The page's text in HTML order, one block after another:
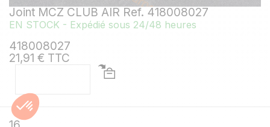
Joint MCZ CLUB AIR Ref. 418008027
EN STOCK - Expédié sous 24/48 heures
418008027
21,91 € TTC